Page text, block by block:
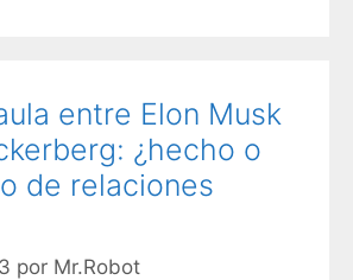
entre Elon Musk
¿hecho o
de relaciones
por Mr.Robot